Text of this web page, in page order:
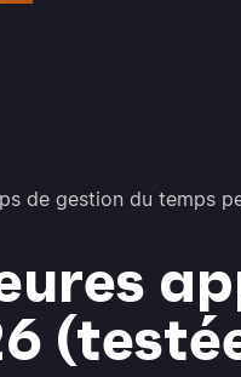
de gestion du temps